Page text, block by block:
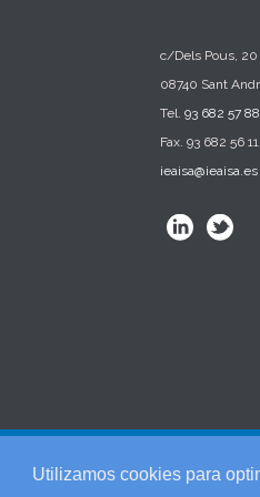
Utilizamos cookies para
c/Dels Pous, 20
08740 Sant
Tel. 93 682 57 88
Fax. 93 682 56 11
ieaisa@ieaisa.es
© 2025 IEAISA
Tel. 93 682 57 88 -